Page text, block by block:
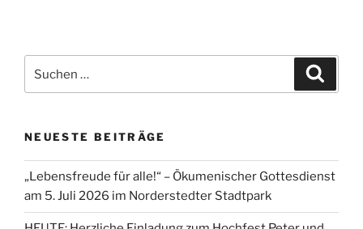
nach:
NEUESTE BEITRÄGE
„Lebensfreude für alle!“ – Ökumenischer Gottesdienst
am 5. Juli 2026 im Norderstedter Stadtpark